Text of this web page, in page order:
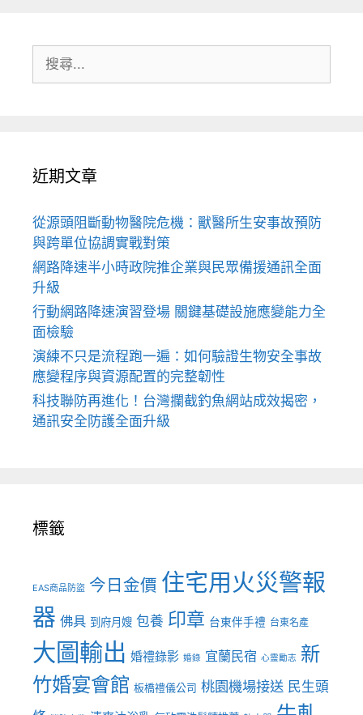
尋:
近期文章
從源頭阻斷動物醫院危機：獸醫所生安事故預防
與跨單位協調實戰對策
網路降速半小時政院推企業與民眾備援通訊全面
升級
行動網路降速演習登場 關鍵基礎設施應變能力全
面檢驗
演練不只是流程跑一遍：如何驗證生物安全事故
應變程序與資源配置的完整韌性
科技聯防再進化！台灣攔截釣魚網站成效揭密，
通訊安全防護全面升級
標籤
EAS商品防盜 今日金價 住宅用火災警報
器 佛具 到府月嫂 包養 印章 台東伴手禮 台東名產
大圖輸出 婚禮錄影 婚錄 宜蘭民宿 心靈勵志 新
竹婚宴會館 板橋禮儀公司 桃園機場接送 民生頭